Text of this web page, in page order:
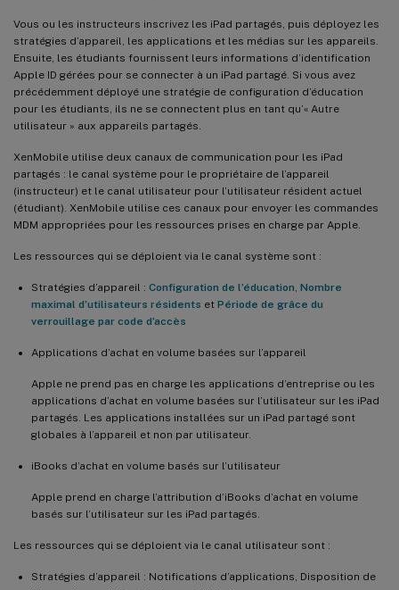
Vous ou les instructeurs inscrivez les iPad partagés, puis déployez les
stratégies d’appareil, les applications et les médias sur les appareils.
Ensuite, les étudiants fournissent leurs informations d’identification
Apple ID gérées pour se connecter à un iPad partagé. Si vous avez
précédemment déployé une stratégie de configuration d’éducation
pour les étudiants, ils ne se connectent plus en tant qu’« Autre
utilisateur » aux appareils partagés.
XenMobile utilise deux canaux de communication pour les iPad
partagés : le canal système pour le propriétaire de l’appareil
(instructeur) et le canal utilisateur pour l’utilisateur résident actuel
(étudiant). XenMobile utilise ces canaux pour envoyer les commandes
MDM appropriées pour les ressources prises en charge par Apple.
Les ressources qui se déploient via le canal système sont :
Stratégies d’appareil : Configuration de l’éducation Nombre
maximal d’utilisateurs résidents et Période de grâce du
verrouillage par code d’accès
Applications d’achat en volume basées sur l’appareil
Apple ne prend pas en charge les applications d’entreprise ou les
applications d’achat en volume basées sur l’utilisateur sur les iPad
partagés. Les applications installées sur un iPad partagé sont
globales à l’appareil et non par utilisateur.
iBooks d’achat en volume basés sur l’utilisateur
Apple prend en charge l’attribution d’iBooks d’achat en volume
basés sur l’utilisateur sur les iPad partagés.
Les ressources qui se déploient via le canal utilisateur sont :
Stratégies d’appareil : Notifications d’applications, Disposition de